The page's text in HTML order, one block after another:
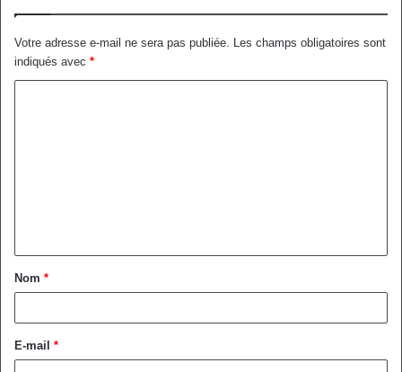
Votre adresse e-mail ne sera pas publiée. Les champs obligatoires sont
indiqués avec *
Nom *
E-mail *